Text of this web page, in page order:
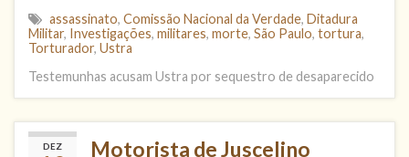
assassinato, Comissão Nacional da Verdade, Ditadura
Militar, Investigações, militares, morte, São Paulo, tortura,
Torturador, Ustra
Testemunhas acusam Ustra por sequestro de desaparecido
DEZ
Motorista de Juscelino